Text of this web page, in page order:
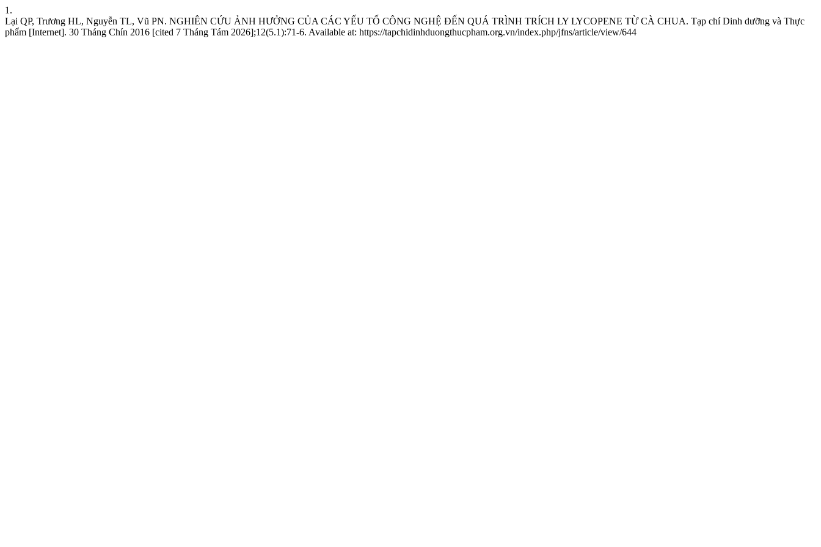
1.
Lại QP, Trương HL, Nguyễn TL, Vũ PN. NGHIÊN CỨU ẢNH HƯỞNG CỦA CÁC YẾU TỐ CÔNG NGHỆ ĐẾN QUÁ TRÌNH TRÍCH LY LYCOPENE TỪ CÀ CHUA. Tạp chí Dinh dưỡng và Thực
phẩm [Internet]. 30 Tháng Chín 2016 [cited 7 Tháng Tám 2026];12(5.1):71-6. Available at: https://tapchidinhduongthucpham.org.vn/index.php/jfns/article/view/644